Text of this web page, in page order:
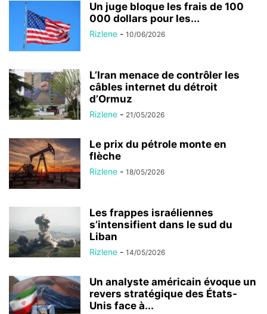
Un juge bloque les frais de 100
000 dollars pour les...
Rizlene - 10/06/2026
L’Iran menace de contrôler les
câbles internet du détroit
d’Ormuz
Rizlene - 21/05/2026
Le prix du pétrole monte en
flèche
Rizlene - 18/05/2026
Les frappes israéliennes
s’intensifient dans le sud du
Liban
Rizlene - 14/05/2026
Un analyste américain évoque un
revers stratégique des États-
Unis face à...